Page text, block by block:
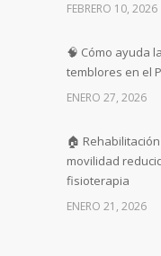
FEBRERO 10, 2026
🧠 Cómo ayuda
temblores en el
ENERO 27, 2026
🏠
movilidad
fisioterapia
ENERO 21, 2026